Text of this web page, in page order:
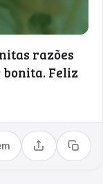
razões
Feliz
Compartilhar
Copiar